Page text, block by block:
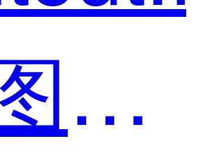
？
和